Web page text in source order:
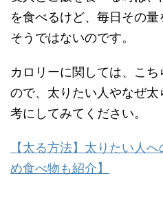
を食べるけど、毎日その
そうではないのです。
カロリーに関しては、こ
ので、太りたい人やなぜ
考にしてみてください。
【太る方法】太りたい人
め食べ物も紹介】